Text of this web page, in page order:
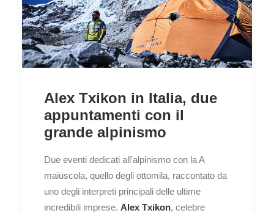
Alex Txikon in Italia, due
appuntamenti con il
grande alpinismo
Due eventi dedicati all'alpinismo con la A
maiuscola, quello degli ottomila, raccontato da
uno degli interpreti principali delle ultime
incredibili imprese. Alex Txikon, celebre